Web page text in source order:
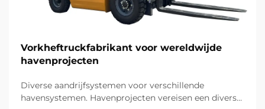
Vorkheftruckfabrikant voor wereldwijde
havenprojecten
Diverse aandrijfsystemen voor verschillende
havensystemen. Havenprojecten vereisen een divers